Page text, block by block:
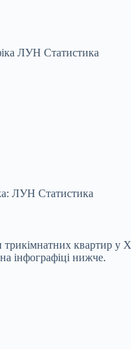
ЛУН Статистика
ЛУН Статистика
квартир у
інфографіці нижче.